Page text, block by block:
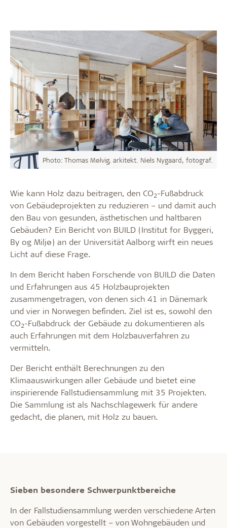
Photo: Thomas Mølvig, arkitekt. Niels Nygaard, fotograf.
Wie kann Holz dazu beitragen, den CO2-Fußabdruck
von Gebäudeprojekten zu reduzieren – und damit auch
den Bau von gesunden, ästhetischen und haltbaren
Gebäuden? Ein Bericht von BUILD (Institut for Byggeri,
By og Miljø) an der Universität Aalborg wirft ein neues
Licht auf diese Frage.
In dem Bericht haben Forschende von BUILD die Daten
und Erfahrungen aus 45 Holzbauprojekten
zusammengetragen, von denen sich 41 in Dänemark
und vier in Norwegen befinden. Ziel ist es, sowohl den
CO2-Fußabdruck der Gebäude zu dokumentieren als
auch Erfahrungen mit dem Holzbauverfahren zu
vermitteln.
Der Bericht enthält Berechnungen zu den
Klimaauswirkungen aller Gebäude und bietet eine
inspirierende Fallstudiensammlung mit 35 Projekten.
Die Sammlung ist als Nachschlagewerk für andere
gedacht, die planen, mit Holz zu bauen.
Sieben besondere Schwerpunktbereiche
In der Fallstudiensammlung werden verschiedene Arten
von Gebäuden vorgestellt – von Wohngebäuden und